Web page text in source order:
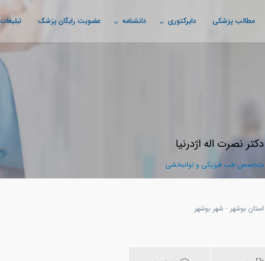
مطالب پزشکی دایرکتوری دانشنامه عضویت رایگان پزشک تبلیغات
دکتر نصرت اله اژدرنیا
متخصص طب فیزیکی و توانبخشی
استان بوشهر - شهر بوشهر